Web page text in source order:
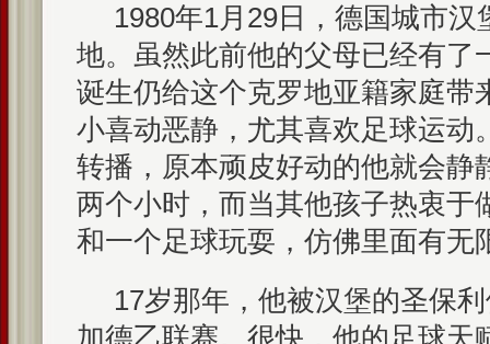
1980年1月29日，德国城市
地。虽然此前他的父母已经有了
诞生仍给这个克罗地亚籍家庭带
小喜动恶静，尤其喜欢足球运动
转播，原本顽皮好动的他就会静
两个小时，而当其他孩子热衷于
和一个足球玩耍，仿佛里面有无
17岁那年，他被汉堡的圣保
加德乙联赛。很快，他的足球天